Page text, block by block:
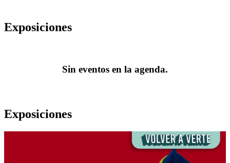
Exposiciones
Sin eventos en la agenda.
Exposiciones